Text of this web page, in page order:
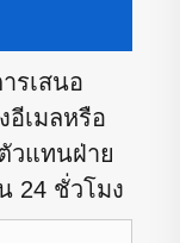
รเสนอ
อีเมลหรือ
วแทนฝ่าย
24 ชั่วโมง